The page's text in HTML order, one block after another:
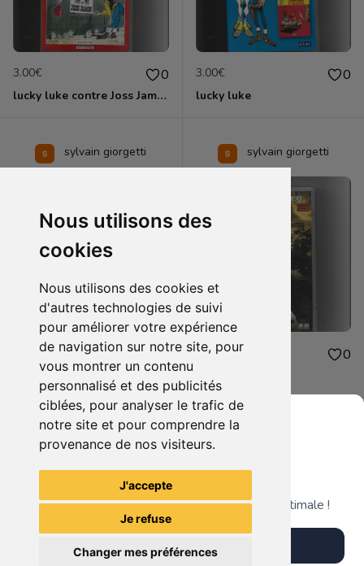
Nous utilisons des
cookies
Nous utilisons des cookies et
d'autres technologies de suivi
pour améliorer votre expérience
de navigation sur notre site, pour
vous montrer un contenu
personnalisé et des publicités
ciblées, pour analyser le trafic de
notre site et pour comprendre la
provenance de nos visiteurs.
J'accepte
Je refuse
Changer mes préférences
3.00€ 0
lucky luke contre Joss Jamon
3.00€ 0
lucky luke
sylvain giorgetti
3.00€ 0
grosse fatigue
sylvain giorgetti
3.00€ 0
Voir tous les articles du vendeur
Grenier du Geek
Télécharge notre app pour une expérience optimale !
Télécharger l'app